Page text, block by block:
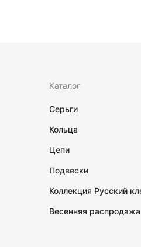
Каталог
Серьги
Кольца
Цепи
Подвески
Коллекция Русский
Весенняя распродажа